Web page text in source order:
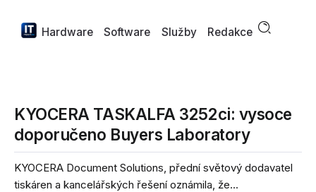
Hardware Software Služby Redakce
KYOCERA TASKALFA 3252ci: vysoce
doporučeno Buyers Laboratory
KYOCERA Document Solutions, přední světový dodavatel
tiskáren a kancelářských řešení oznámila, že...